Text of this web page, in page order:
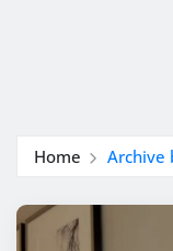
Home Archive